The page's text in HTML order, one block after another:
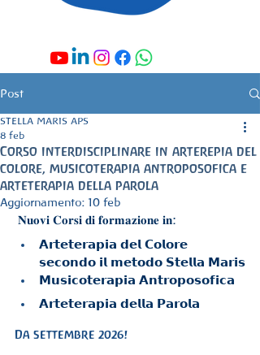
Post
Corso interdisciplinare in arterepia del
colore, musicoterapia antroposofica e
arteterapia della parola
STELLA MARIS APS
8 feb
Aggiornamento: 10 feb
𝐍𝐮𝐨𝐯𝐢 𝐂𝐨𝐫𝐬𝐢 𝐝𝐢 𝐟𝐨𝐫𝐦𝐚𝐳𝐢𝐨𝐧𝐞 𝐢𝐧:
𝗔𝗿𝘁𝗲𝘁𝗲𝗿𝗮𝗽𝗶𝗮 𝗱𝗲𝗹 𝗖𝗼𝗹𝗼𝗿𝗲
𝘀𝗲𝗰𝗼𝗻𝗱𝗼 𝗶𝗹 𝗺𝗲𝘁𝗼𝗱𝗼 𝗦𝘁𝗲𝗹𝗹𝗮 𝗠𝗮𝗿𝗶𝘀
𝗠𝘂𝘀𝗶𝗰𝗼𝘁𝗲𝗿𝗮𝗽𝗶𝗮 𝗔𝗻𝘁𝗿𝗼𝗽𝗼𝘀𝗼𝗳𝗶𝗰𝗮
𝗔𝗿𝘁𝗲𝘁𝗲𝗿𝗮𝗽𝗶𝗮 𝗱𝗲𝗹𝗹𝗮 𝗣𝗮𝗿𝗼𝗹𝗮
Da settembre 2026!